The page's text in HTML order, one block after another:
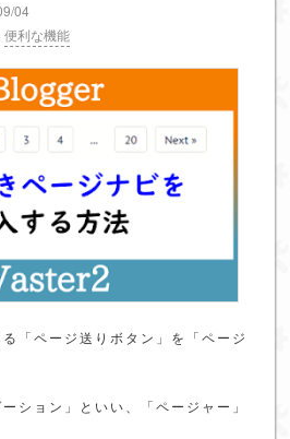
04
便利な機能
「ページ送りボタン」を「ページ
ション」といい、「ページャー」